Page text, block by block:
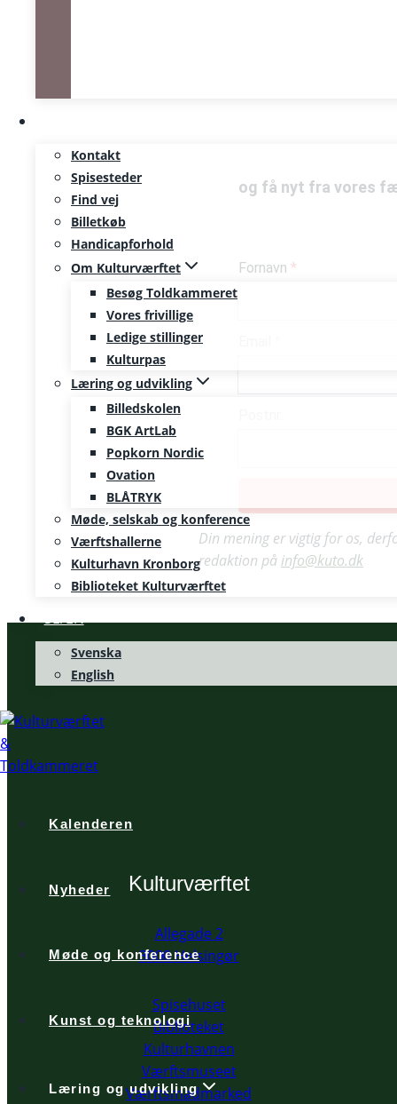
Kontakt
Spisesteder
Find vej
Billetkøb
Handicapforhold
Om Kulturværftet
Besøg Toldkammeret
Vores frivillige
Ledige stillinger
Kulturpas
Læring og udvikling
Billedskolen
BGK ArtLab
Popkorn Nordic
Ovation
BLÅTRYK
Møde, selskab og konference
Værftshallerne
Kulturhavn Kronborg
Biblioteket Kulturværftet
SE/EN
Svenska
English
Kalenderen
Nyheder
Møde og konference
Kunst og teknologi
Læring og udvikling
og få nyt fra vores
Fornavn
Din mening er vigtig for os,
redaktion på info@kuto.dk
Kulturværftet
Allegade 2
3000 Helsingør
Spisehuset
Biblioteket
Kulturhavnen
Værftsmuseet
Værftsmadmarked